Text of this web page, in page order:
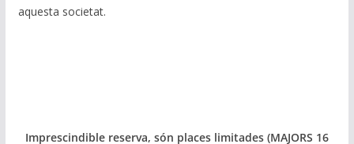
aquesta societat.
Imprescindible reserva, són places limitades (MAJORS 16